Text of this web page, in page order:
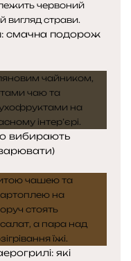
смачна подорож
вибирають
які